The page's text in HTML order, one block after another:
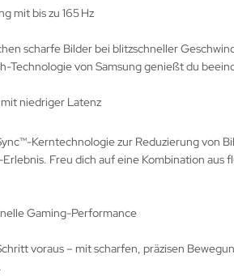
mit bis zu 165 Hz
scharfe Bilder bei blitzschneller
Technologie von Samsung genießt du
niedriger Latenz
Kerntechnologie zur Reduzierung
Freu dich auf eine Kombination
Gaming-Performance
voraus – mit scharfen, präzisen